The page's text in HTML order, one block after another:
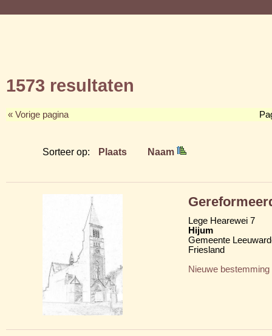
1573 resultaten
« Vorige pagina
Sorteer op: Plaats Naam
Lege Hearewei 7
Hijum
Gemeente
Friesland
Nieuwe bestemming